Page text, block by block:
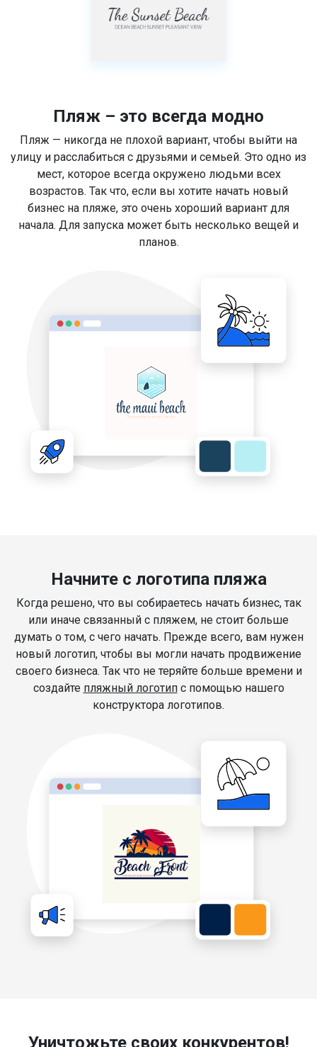
Пляж – это всегда модно
Пляж — никогда не плохой вариант, чтобы выйти на
улицу и расслабиться с друзьями и семьей. Это одно из
мест, которое всегда окружено людьми всех
возрастов. Так что, если вы хотите начать новый
бизнес на пляже, это очень хороший вариант для
начала. Для запуска может быть несколько вещей и
планов.
Начните с логотипа пляжа
Когда решено, что вы собираетесь начать бизнес, так
или иначе связанный с пляжем, не стоит больше
думать о том, с чего начать. Прежде всего, вам нужен
новый логотип, чтобы вы могли начать продвижение
своего бизнеса. Так что не теряйте больше времени и
создайте пляжный логотипс помощью нашего
конструктора логотипов.
Уничтожьте своих конкурентов!